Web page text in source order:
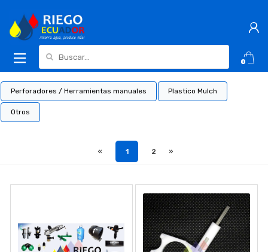
Buscar:
0
Perforadores / Herramientas manuales Plastico Mulch
Otros
« 1 2 »